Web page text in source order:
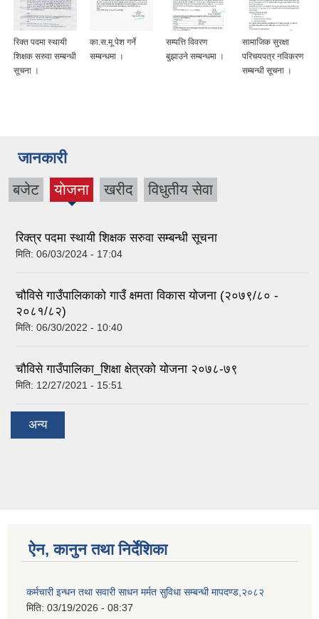
रिक्त पदमा स्थायी
शिक्षक सरुवा सम्बन्धी
सूचना ।
का.स.मू पेश गर्ने
सम्बन्धमा ।
सम्पत्ति विवरण
बुझाउने सम्बन्धमा ।
सामाजिक सुरक्षा
परिचयपत्र नविकरण
सम्बन्धी सूचना ।
जानकारी
बजेट याेजना
(active
खरीद विधुतीय सेवा
रिक्त्र पदमा स्थायी शिक्षक सरुवा सम्बन्धी सूचना
मिति: 06/03/2024 - 17:04
चौविसे गाउँपालिकाको गाउँ क्षमता विकास योजना (२०७९/८० -
२०८१/८२)
मिति: 06/30/2022 - 10:40
चौविसे गाउँपालिका_शिक्षा क्षेत्रको योजना २०७८-७९
मिति: 12/27/2021 - 15:51
अन्य
ऐन, कानुन तथा निर्देशिका
कर्मचारी इन्धन तथा सवारी साधन मर्मत सुविधा सम्बन्धी मापदण्ड,२०८२
मिति: 03/19/2026 - 08:37